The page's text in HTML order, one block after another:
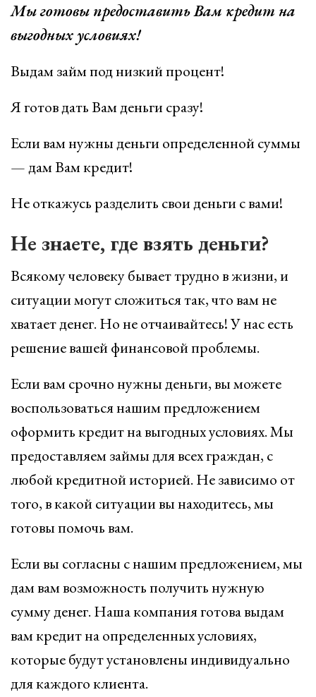
Мы готовы предоставить Вам кредит на
выгодных условиях!
Выдам займ под низкий процент!
Я готов дать Вам деньги сразу!
Если вам нужны деньги определенной суммы
— дам Вам кредит!
Не откажусь разделить свои деньги с вами!
Не знаете, где взять деньги?
Всякому человеку бывает трудно в жизни, и
ситуации могут сложиться так, что вам не
хватает денег. Но не отчаивайтесь! У нас есть
решение вашей финансовой проблемы.
Если вам срочно нужны деньги, вы можете
воспользоваться нашим предложением
оформить кредит на выгодных условиях. Мы
предоставляем займы для всех граждан, с
любой кредитной историей. Не зависимо от
того, в какой ситуации вы находитесь, мы
готовы помочь вам.
Если вы согласны с нашим предложением, мы
дам вам возможность получить нужную
сумму денег. Наша компания готова выдам
вам кредит на определенных условиях,
которые будут установлены индивидуально
для каждого клиента.